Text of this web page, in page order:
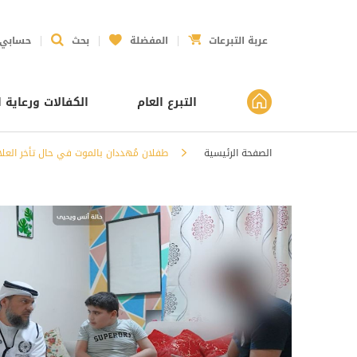
حسابي بحث المفضلة عربة التبرعات
التبرع العام الكفالات ورعاية
الصفحة الرئيسية طفلان مُهددان بالموت في حال تأخر العلاج -